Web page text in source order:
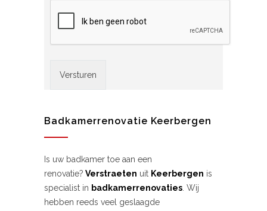
Badkamerrenovatie Keerbergen
Is uw badkamer toe aan een
renovatie? Verstraeten uit Keerbergen is
specialist in badkamerrenovaties . Wij
hebben reeds veel geslaagde